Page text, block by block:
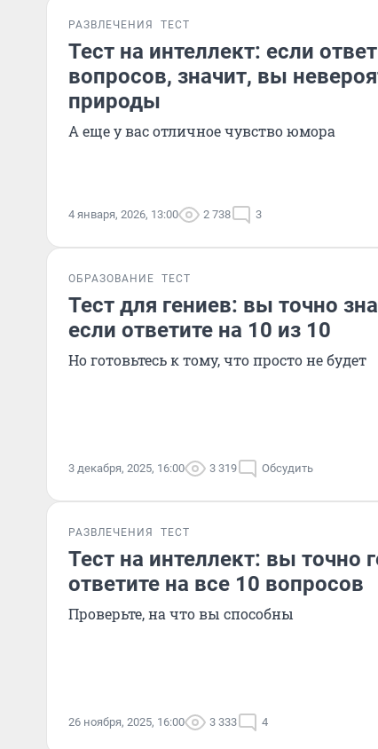
РАЗВЛЕЧЕНИЯ ТЕСТ
Тест на интеллект: если
вопросов, значит, вы
природы
А еще у вас отличное чувство юмора
4 января, 2026, 13:00 2 738 3
ОБРАЗОВАНИЕ ТЕСТ
Тест для гениев: вы точно
если ответите на 10 из 10
Но готовьтесь к тому, что просто не будет
3 декабря, 2025, 16:00 3 319 Обсудить
РАЗВЛЕЧЕНИЯ ТЕСТ
Тест на интеллект: вы точно
ответите на все 10 вопросов
Проверьте, на что вы способны
26 ноября, 2025, 16:00 3 333 4